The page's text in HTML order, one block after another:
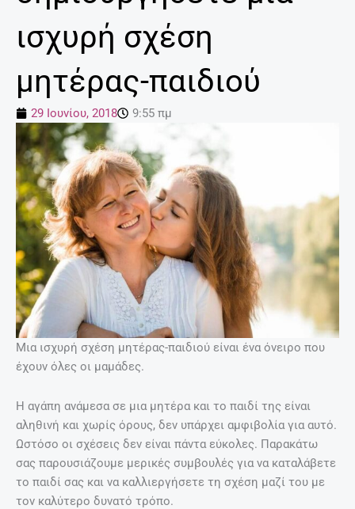
ισχυρή σχέση
μητέρας-παιδιού
29 Ιουνίου, 2018 9:55 πμ
Μια ισχυρή σχέση μητέρας-παιδιού είναι ένα όνειρο που
έχουν όλες οι μαμάδες.
Η αγάπη ανάμεσα σε μια μητέρα και το παιδί της είναι
αληθινή και χωρίς όρους, δεν υπάρχει αμφιβολία για αυτό.
Ωστόσο οι σχέσεις δεν είναι πάντα εύκολες. Παρακάτω
σας παρουσιάζουμε μερικές συμβουλές για να καταλάβετε
το παιδί σας και να καλλιεργήσετε τη σχέση μαζί του με
τον καλύτερο δυνατό τρόπο.